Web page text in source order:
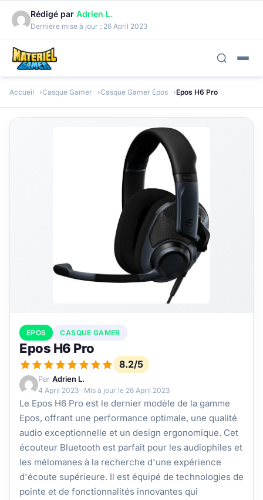
Rédigé par Adrien L.
Dernière mise à jour : 26 April 2023
Accueil Casque Gamer Casque Gamer Epos Epos H6 Pro
EPOS CASQUE GAMER
Epos H6 Pro
8.2/5
Par Adrien L.
4 April 2023 · Mis à jour le 26 April 2023
Le Epos H6 Pro est le dernier modèle de la gamme
Epos, offrant une performance optimale, une qualité
audio exceptionnelle et un design ergonomique. Cet
écouteur Bluetooth est parfait pour les audiophiles et
les mélomanes à la recherche d'une expérience
d'écoute supérieure. Il est équipé de technologies de
pointe et de fonctionnalités innovantes qui